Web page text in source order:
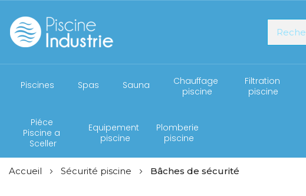
Piscines Spas Sauna
Chauffage
piscine
Filtration
piscine
Piéce
Piscine a
Sceller
Equipement
piscine
Plomberie
piscine
Accueil Sécurité piscine Bâches de sécurité